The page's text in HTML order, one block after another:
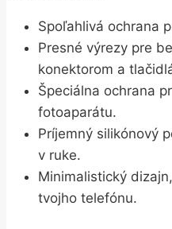
Spoľahlivá ochrana
Presné výrezy pre
konektorom a
Špeciálna ochrana
fotoaparátu.
Príjemný silikónový
v ruke.
Minimalistický
tvojho telefónu.